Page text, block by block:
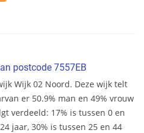
postcode 7557EB
Wijk 02 Noord. Deze wijk telt
er 50.9% man en 49% vrouw
verdeeld: 17% is tussen 0 en
jaar, 30% is tussen 25 en 44